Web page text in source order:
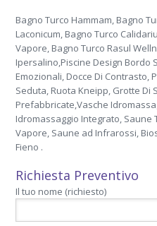
Bagno Turco Hammam, Bagno
Laconicum, Bagno Turco
Vapore, Bagno Turco Rasul
Ipersalino,Piscine Design Bordo
Emozionali, Docce Di Contrasto,
Seduta, Ruota Kneipp, Grotte Di
Prefabbricate,Vasche
Idromassaggio Integrato, Saune
Vapore, Saune ad Infrarossi,
Fieno .
Richiesta Preventivo
Il tuo nome (richiesto)